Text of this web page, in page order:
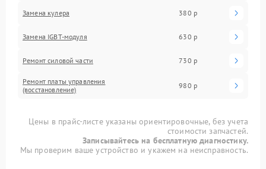
Замена кулера 380 р
Замена IGBT-модуля 630 р
Ремонт силовой части 730 р
Ремонт платы управления
(восстановление)
980 р
Цены в прайс-листе указаны ориентировочные, без учета
стоимости запчастей.
Записывайтесь на бесплатную диагностику.
Мы проверим ваше устройство и укажем на неисправность.